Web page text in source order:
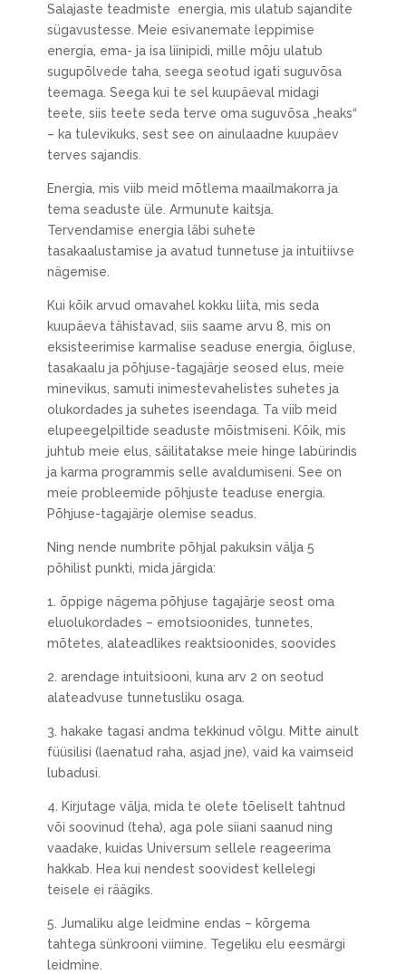
Salajaste teadmiste energia, mis ulatub sajandite
sügavustesse. Meie esivanemate leppimise
energia, ema- ja isa liinipidi, mille mõju ulatub
sugupõlvede taha, seega seotud igati suguvõsa
teemaga. Seega kui te sel kuupäeval midagi
teete, siis teete seda terve oma suguvõsa „heaks“
– ka tulevikuks, sest see on ainulaadne kuupäev
terves sajandis.
Energia, mis viib meid mõtlema maailmakorra ja
tema seaduste üle. Armunute kaitsja.
Tervendamise energia läbi suhete
tasakaalustamise ja avatud tunnetuse ja intuitiivse
nägemise.
Kui kõik arvud omavahel kokku liita, mis seda
kuupäeva tähistavad, siis saame arvu 8, mis on
eksisteerimise karmalise seaduse energia, õigluse,
tasakaalu ja põhjuse-tagajärje seosed elus, meie
minevikus, samuti inimestevahelistes suhetes ja
olukordades ja suhetes iseendaga. Ta viib meid
elupeegelpiltide seaduste mõistmiseni. Kõik, mis
juhtub meie elus, säilitatakse meie hinge labürindis
ja karma programmis selle avaldumiseni. See on
meie probleemide põhjuste teaduse energia.
Põhjuse-tagajärje olemise seadus.
Ning nende numbrite põhjal pakuksin välja 5
põhilist punkti, mida järgida:
1. õppige nägema põhjuse tagajärje seost oma
eluolukordades – emotsioonides, tunnetes,
mõtetes, alateadlikes reaktsioonides, soovides
2. arendage intuitsiooni, kuna arv 2 on seotud
alateadvuse tunnetusliku osaga.
3. hakake tagasi andma tekkinud võlgu. Mitte ainult
füüsilisi (laenatud raha, asjad jne), vaid ka vaimseid
lubadusi.
4. Kirjutage välja, mida te olete tõeliselt tahtnud
või soovinud (teha), aga pole siiani saanud ning
vaadake, kuidas Universum sellele reageerima
hakkab. Hea kui nendest soovidest kellelegi
teisele ei räägiks.
5. Jumaliku alge leidmine endas – kõrgema
tahtega sünkrooni viimine. Tegeliku elu eesmärgi
leidmine.